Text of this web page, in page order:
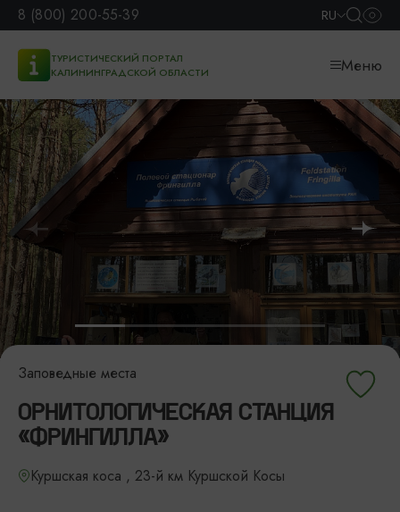
8 (800) 200-55-39 RU
ТУРИСТИЧЕСКИЙ ПОРТАЛ
КАЛИНИНГРАДСКОЙ ОБЛАСТИ
Меню
Заповедные места
ОРНИТОЛОГИЧЕСКАЯ СТАНЦИЯ
«ФРИНГИЛЛА»
Куршская коса , 23-й км Куршской Косы